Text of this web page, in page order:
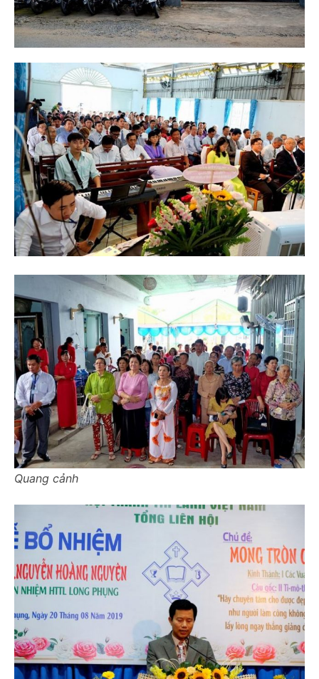
Quang cảnh